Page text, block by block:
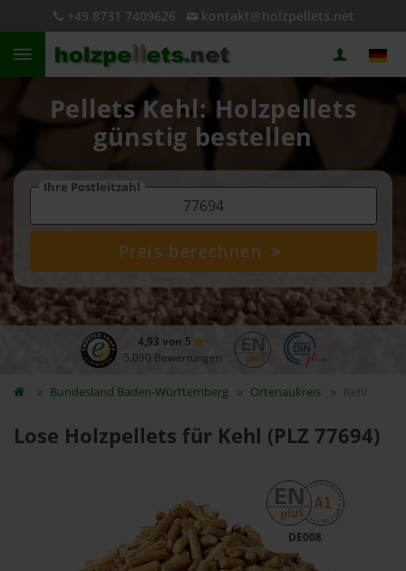
+49 8731 7409626 kontakt@holzpellets.net
Pellets Kehl: Holzpellets
günstig bestellen
Ihre Postleitzahl
Preis berechnen
4,93 von 5
5.090 Bewertungen
Bundesland Baden-Württemberg Ortenaukreis Kehl
Lose Holzpellets für Kehl (PLZ 77694)
DE008